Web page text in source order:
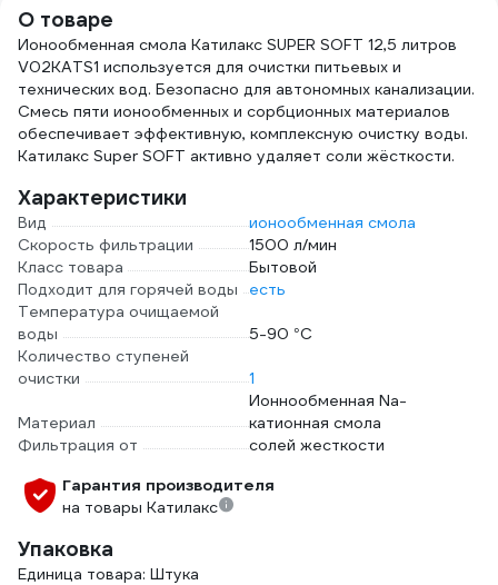
О товаре
Ионообменная смола Катилакс SUPER SOFT 12,5 литров
V02KATS1 используется для очистки питьевых и
технических вод. Безопасно для автономных канализации.
Смесь пяти ионообменных и сорбционных материалов
обеспечивает эффективную, комплексную очистку воды.
Катилакс Super SOFT активно удаляет соли жёсткости.
Характеристики
Вид
ионообменная смола
Скорость фильтрации
1500 л/мин
Класс товара
Бытовой
Подходит для горячей воды
есть
Температура очищаемой
воды
5-90 °С
Количество ступеней
очистки
1
Материал
Ионнообменная Na-
катионная смола
Фильтрация от
солей жесткости
Гарантия производителя
на товары Катилакс
Упаковка
Единица товара: Штука